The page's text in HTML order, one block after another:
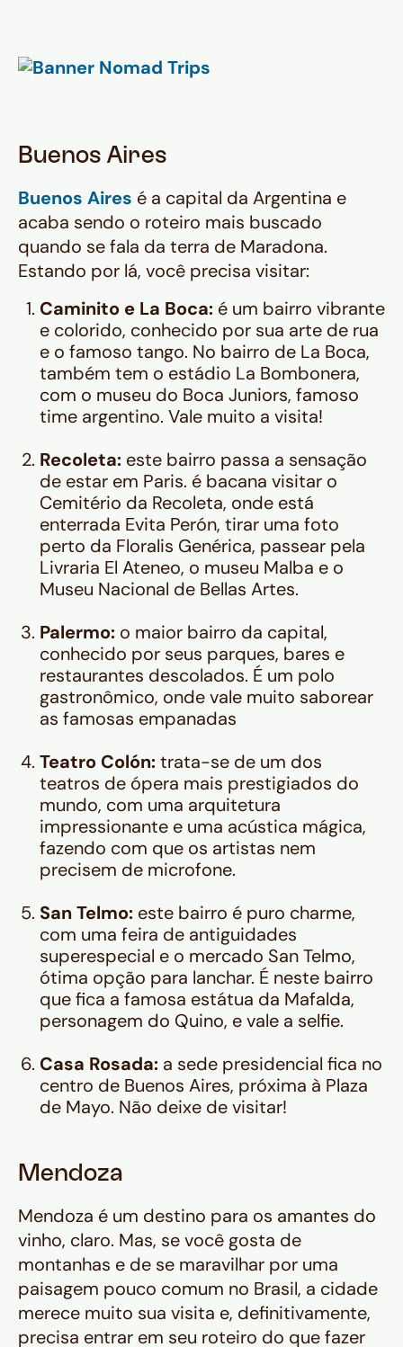
Buenos Aires
Buenos Aires é a capital da Argentina e
acaba sendo o roteiro mais buscado
quando se fala da terra de Maradona.
Estando por lá, você precisa visitar:
Caminito e La Boca: é um bairro vibrante
e colorido, conhecido por sua arte de rua
e o famoso tango. No bairro de La Boca,
também tem o estádio La Bombonera,
com o museu do Boca Juniors, famoso
time argentino. Vale muito a visita!
Recoleta: este bairro passa a sensação
de estar em Paris. é bacana visitar o
Cemitério da Recoleta, onde está
enterrada Evita Perón, tirar uma foto
perto da Floralis Genérica, passear pela
Livraria El Ateneo, o museu Malba e o
Museu Nacional de Bellas Artes.
Palermo: o maior bairro da capital,
conhecido por seus parques, bares e
restaurantes descolados. É um polo
gastronômico, onde vale muito saborear
as famosas empanadas
Teatro Colón:trata-se de um dos
teatros de ópera mais prestigiados do
mundo, com uma arquitetura
impressionante e uma acústica mágica,
fazendo com que os artistas nem
precisem de microfone.
San Telmo: este bairro é puro charme,
com uma feira de antiguidades
superespecial e o mercado San Telmo,
ótima opção para lanchar. É neste bairro
que fica a famosa estátua da Mafalda,
personagem do Quino, e vale a selfie.
Casa Rosada: a sede presidencial fica no
centro de Buenos Aires, próxima à Plaza
de Mayo. Não deixe de visitar!
Mendoza
Mendoza é um destino para os amantes do
vinho, claro. Mas, se você gosta de
montanhas e de se maravilhar por uma
paisagem pouco comum no Brasil, a cidade
merece muito sua visita e, definitivamente,
precisa entrar em seu roteiro do que fazer